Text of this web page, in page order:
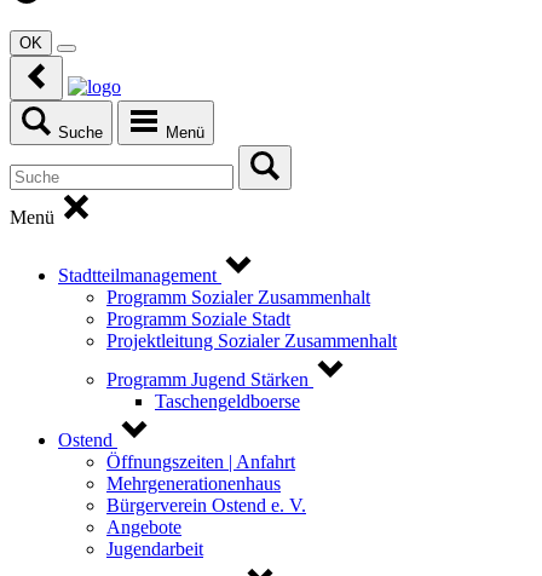
OK
Suche Menü
Menü
Stadtteilmanagement
Programm Sozialer Zusammenhalt
Programm Soziale Stadt
Projektleitung Sozialer Zusammenhalt
Programm Jugend Stärken
Taschengeldboerse
Ostend
Öffnungszeiten | Anfahrt
Mehrgenerationenhaus
Bürgerverein Ostend e. V.
Angebote
Jugendarbeit